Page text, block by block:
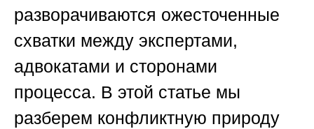
разворачиваются ожесточенные
схватки между экспертами,
адвокатами и сторонами
процесса. В этой статье мы
разберем конфликтную природу